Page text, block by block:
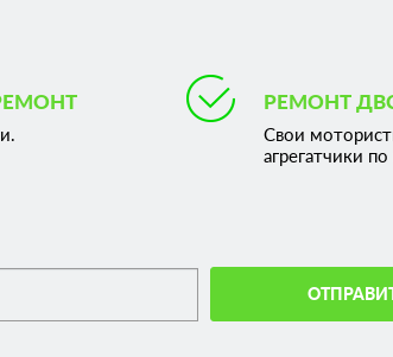
РЕМОНТ
Свои
агрегатчики